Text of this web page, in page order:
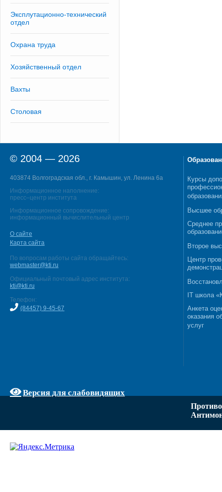
Эксплутационно-технический
отдел
Охрана труда
Хозяйственный отдел
Вахты
Столовая
© 2004 — 2026
403874 Волгоградская обл., г. Камышин, ул. Ленина 6а
Информационное наполнение:
пресс–центр института
Информационное сопровождение:
информационный вычислительный центр
О сайте
Карта сайта
По вопросам работы сайта обращайтесь:
webmaster@kti.ru
Официальный почтовый адрес института:
kti@kti.ru
Телефон:
(84457) 9-45-67
Версия для слабовидящих
Курсы
Высшее
Среднее
Второе
Центр
IT школа
Анкета
оказания
услуг